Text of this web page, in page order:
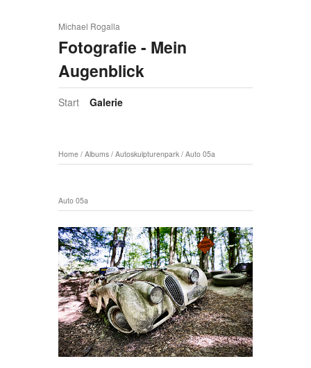
Michael Rogalla
Fotografie - Mein
Augenblick
Start Galerie
Home / Albums / Autoskulpturenpark / Auto 05a
Auto 05a